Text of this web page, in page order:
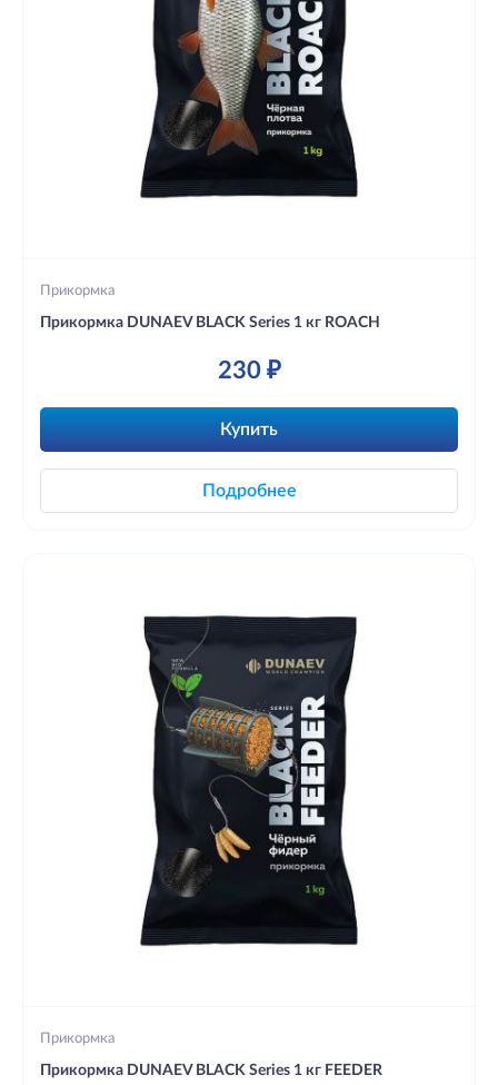
Прикормка
Прикормка DUNAEV BLACK Series 1 кг ROАCH
230 ₽
Купить
Подробнее
Прикормка
Прикормка DUNAEV BLACK Series 1 кг FEEDER